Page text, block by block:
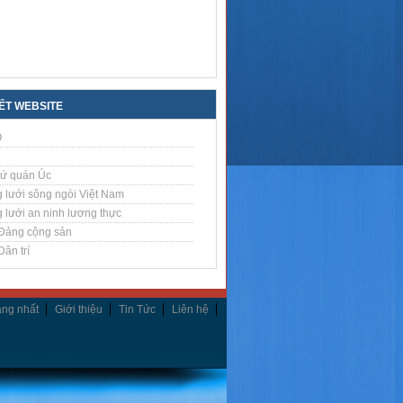
WEBSITE
quán Úc
lưới sông ngòi Việt Nam
lưới an ninh lương thực
cộng sản
trí
nhất Giới thiệu Tin Tức Liên hệ